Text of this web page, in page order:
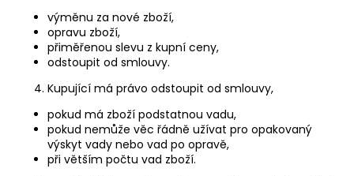
výměnu za nové zboží,
opravu zboží,
přiměřenou slevu z kupní ceny,
odstoupit od smlouvy.
Kupující má právo odstoupit od smlouvy,
pokud má zboží podstatnou vadu,
pokud nemůže věc řádně užívat pro opakovaný
výskyt vady nebo vad po opravě,
při větším počtu vad zboží.